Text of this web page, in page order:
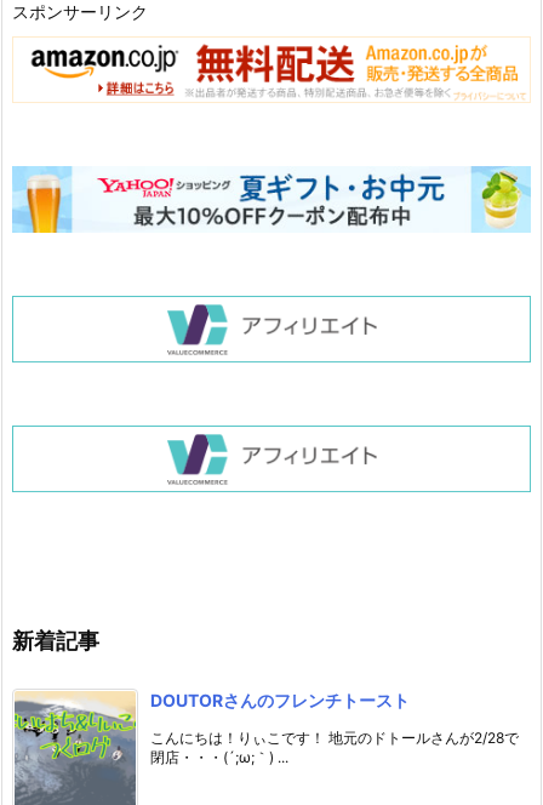
スポンサーリンク
新着記事
DOUTORさんのフレンチトースト
こんにちは！りぃこです！ 地元のドトールさんが2/28で
閉店・・・(´;ω;｀) ...